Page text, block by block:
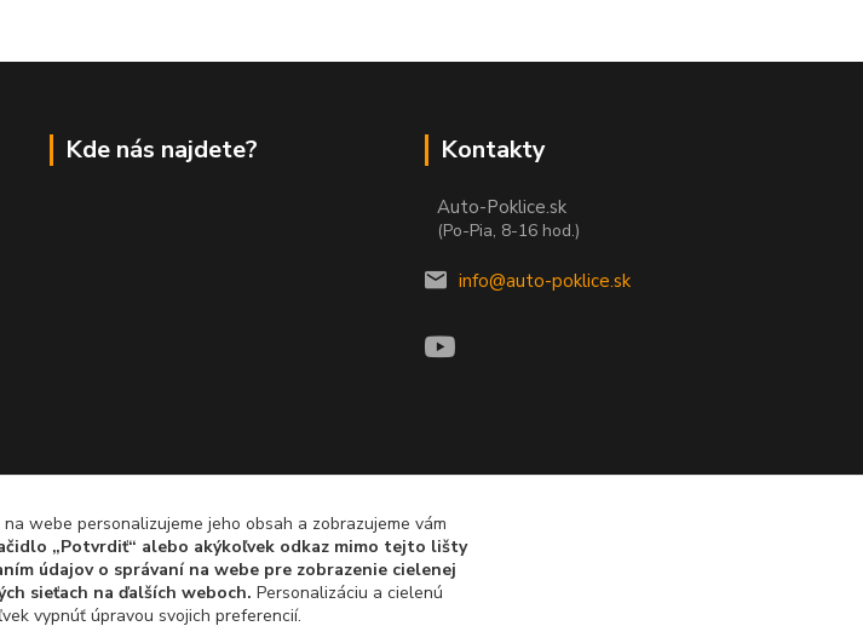
Kde nás najdete? Kontakty
Auto-Poklice.sk
(Po-Pia, 8-16 hod.)
info@auto-poklice.sk
webe personalizujeme jeho obsah a zobrazujeme vám
„Potvrdiť“ alebo akýkoľvek odkaz mimo tejto lišty
údajov o správaní na webe pre zobrazenie cielenej
sieťach na ďalších weboch. Personalizáciu a cielenú
vypnúť úpravou svojich preferencií.